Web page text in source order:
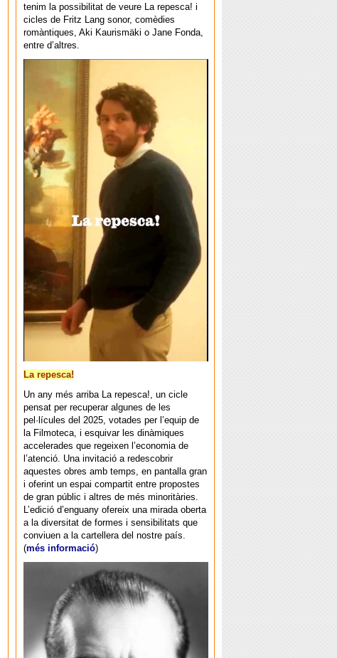
tenim la possibilitat de veure La repesca! i
cicles de Fritz Lang sonor, comèdies
romàntiques, Aki Kaurismäki o Jane Fonda,
entre d’altres.
La repesca!
Un any més arriba La repesca!, un cicle
pensat per recuperar algunes de les
pel·lícules del 2025, votades per l’equip de
la Filmoteca, i esquivar les dinàmiques
accelerades que regeixen l’economia de
l’atenció. Una invitació a redescobrir
aquestes obres amb temps, en pantalla gran
i oferint un espai compartit entre propostes
de gran públic i altres de més minoritàries.
L’edició d’enguany ofereix una mirada oberta
a la diversitat de formes i sensibilitats que
conviuen a la cartellera del nostre país.
(més informació)